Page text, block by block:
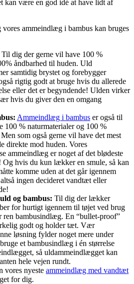
kan være en god idé at have lidt af
ammeindlæg i bambus kan bruges
Til dig der gerne vil have 100 %
åndbarhed til huden. Uld
samtidig brystet og forebygger
rigtig godt at bruge hvis du allerede
eller det er begyndende! Ulden virker
hvis du giver den en omgang
Ammeindlæg i bambus er også til
100 % naturmaterialer og 100 %
som også gerne vil have det mest
direkte mod huden. Vores
ammeindlæg er noget af det blødeste
hvis du kun lækker en smule, så kan
komme uden at det går igennem
ingen decideret vandtæt eller
og bambus: Til dig der lækker
for hurtigt igennem til tøjet ved brug
ren bambusindlæg. En “bullet-proof”
godt og holder tæt. Vær
løsning fylder noget mere under
et bambusindlæg i én størrelse
så uldammeindlægget kan
hele vejen rundt.
vores nyeste ammeindlæg med vandtæt
for dig.